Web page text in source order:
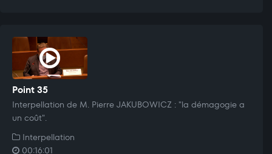
Point 35
Interpellation de M. Pierre JAKUBOWICZ : "la démagogie a
un coût".
Interpellation
00:16:01